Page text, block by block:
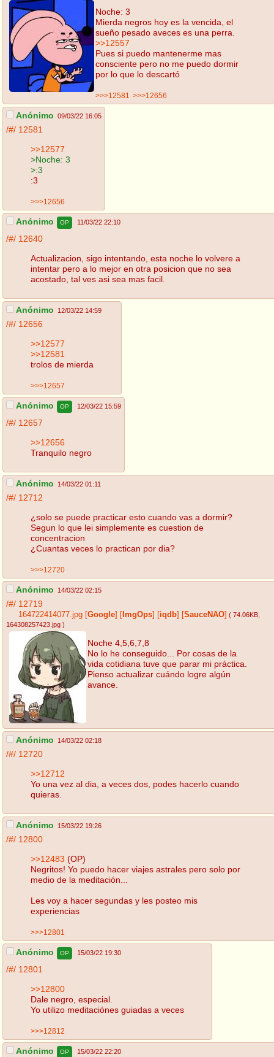
Noche: 3
Mierda negros hoy es la vencida, el
sueño pesado aveces es una perra.
>>12557
Pues si puedo mantenerme mas
consciente pero no me puedo dormir
por lo que lo descartó
>>>12581 >>>12656
Anónimo 09/03/22 16:05
/#/ 12581
>>12577
>Noche: 3
>:3
:3
>>>12656
Anónimo OP 11/03/22 22:10
/#/ 12640
Actualizacion, sigo intentando, esta noche lo volvere a
intentar pero a lo mejor en otra posicion que no sea
acostado, tal ves asi sea mas facil.
Anónimo 12/03/22 14:59
/#/ 12656
>>12577
>>12581
trolos de mierda
>>>12657
Anónimo OP 12/03/22 15:59
/#/ 12657
>>12656
Tranquilo negro
Anónimo 14/03/22 01:11
/#/ 12712
¿solo se puede practicar esto cuando vas a dormir?
Segun lo que lei simplemente es cuestion de
concentracion
¿Cuantas veces lo practican por dia?
>>>12720
Anónimo 14/03/22 02:15
/#/ 12719
164722414077.jpg Google ImgOps iqdb SauceNAO ( 74.06KB
164308257423.jpg )
Noche 4,5,6,7,8
No lo he conseguido... Por cosas de la
vida cotidiana tuve que parar mi práctica.
Pienso actualizar cuándo logre algún
avance.
Anónimo 14/03/22 02:18
/#/ 12720
>>12712
Yo una vez al dia, a veces dos, podes hacerlo cuando
quieras.
Anónimo 15/03/22 19:26
/#/ 12800
>>12483 (OP)
Negritos! Yo puedo hacer viajes astrales pero solo por
medio de la meditación...
Les voy a hacer segundas y les posteo mis
experiencias
>>>12801
Anónimo OP 15/03/22 19:30
/#/ 12801
>>12800
Dale negro, especial.
Yo utilizo meditaciónes guiadas a veces
>>>12812
Anónimo OP 15/03/22 22:20